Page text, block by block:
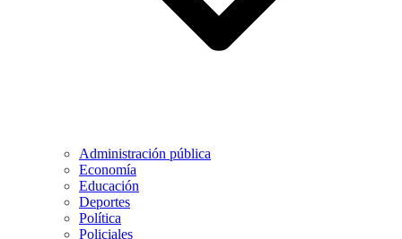
Administración pública
Economía
Educación
Deportes
Política
Policiales